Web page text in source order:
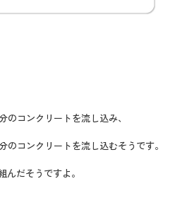
のコンクリートを流し込み、
のコンクリートを流し込むそうです。
んだそうですよ。